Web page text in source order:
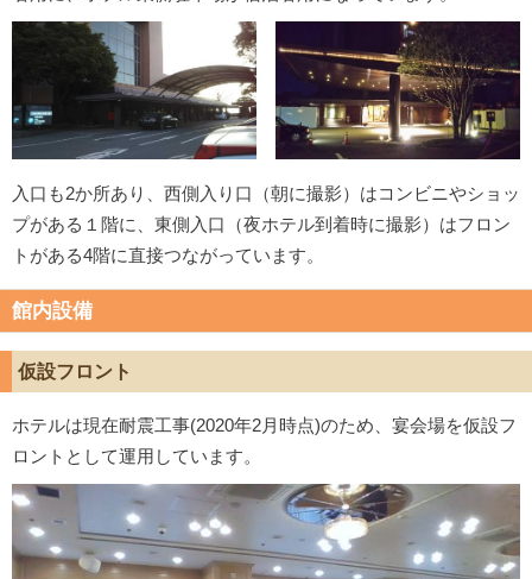
入口も2か所あり、西側入り口（朝に撮影）はコンビニやショッ
プがある１階に、東側入口（夜ホテル到着時に撮影）はフロン
トがある4階に直接つながっています。
館内設備
仮設フロント
ホテルは現在耐震工事(2020年2月時点)のため、宴会場を仮設フ
ロントとして運用しています。